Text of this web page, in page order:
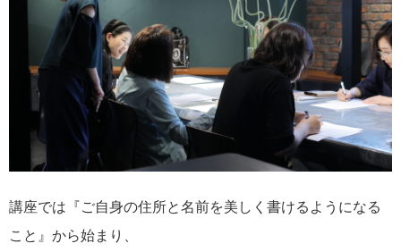
講座では『ご自身の住所と名前を美しく書けるようになる
こと』から始まり、